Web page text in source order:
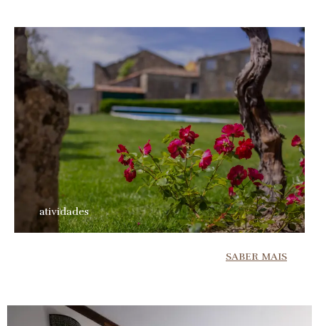
atividades
SABER MAIS